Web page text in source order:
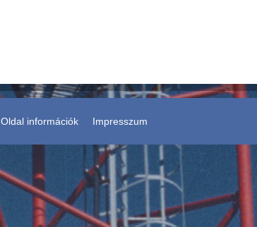
Oldal információk Impresszum